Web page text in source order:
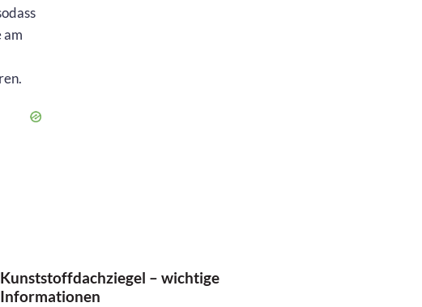
am
Kunststoffdachziegel – wichtige
Informationen